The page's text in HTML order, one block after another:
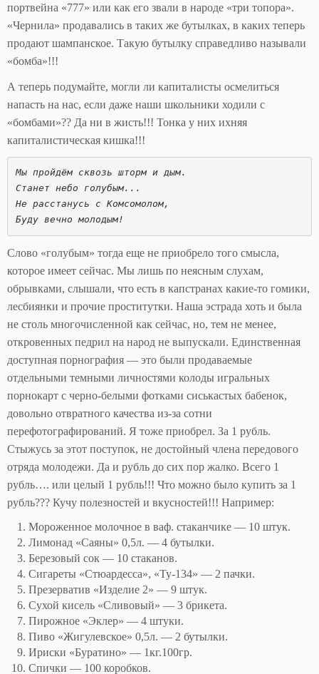
портвейна «777» или как его звали в народе «три топора».
«Чернила» продавались в таких же бутылках, в каких теперь
продают шампанское. Такую бутылку справедливо называли
«бомба»!!!
А теперь подумайте, могли ли капиталисты осмелиться
напасть на нас, если даже наши школьники ходили с
«бомбами»?? Да ни в жисть!!! Тонка у них ихняя
капиталистическая кишка!!!
Мы пройдём сквозь шторм и дым.
Станет небо голубым...
Не расстанусь с Комсомолом,
Буду вечно молодым!
Слово «голубым» тогда еще не приобрело того смысла,
которое имеет сейчас. Мы лишь по неясным слухам,
обрывками, слышали, что есть в капстранах какие-то гомики,
лесбиянки и прочие проститутки. Наша эстрада хоть и была
не столь многочисленной как сейчас, но, тем не менее,
откровенных педрил на народ не выпускали. Единственная
доступная порнография — это были продаваемые
отдельными темными личностями колоды игральных
порнокарт с черно-белыми фотками сиськастых бабенок,
довольно отвратного качества из-за сотни
перефотографирований. Я тоже приобрел. За 1 рубль.
Стыжусь за этот поступок, не достойный члена передового
отряда молодежи. Да и рубль до сих пор жалко. Всего 1
рубль…. или целый 1 рубль!!! Что можно было купить за 1
рубль??? Кучу полезностей и вкусностей!!! Например:
Мороженное молочное в ваф. стаканчике — 10 штук.
Лимонад «Саяны» 0,5л. — 4 бутылки.
Березовый сок — 10 стаканов.
Сигареты «Стюардесса», «Ту-134» — 2 пачки.
Презерватив «Изделие 2» — 9 штук.
Сухой кисель «Сливовый» — 3 брикета.
Пирожное «Эклер» — 4 штуки.
Пиво «Жигулевское» 0,5л. — 2 бутылки.
Ириски «Буратино» — 1кг.100гр.
Спички — 100 коробков.